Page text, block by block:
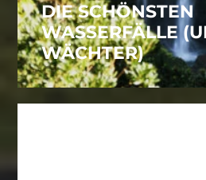
DIE SCHÖNSTEN
WASSERFÄLLE
WÄCHTER)